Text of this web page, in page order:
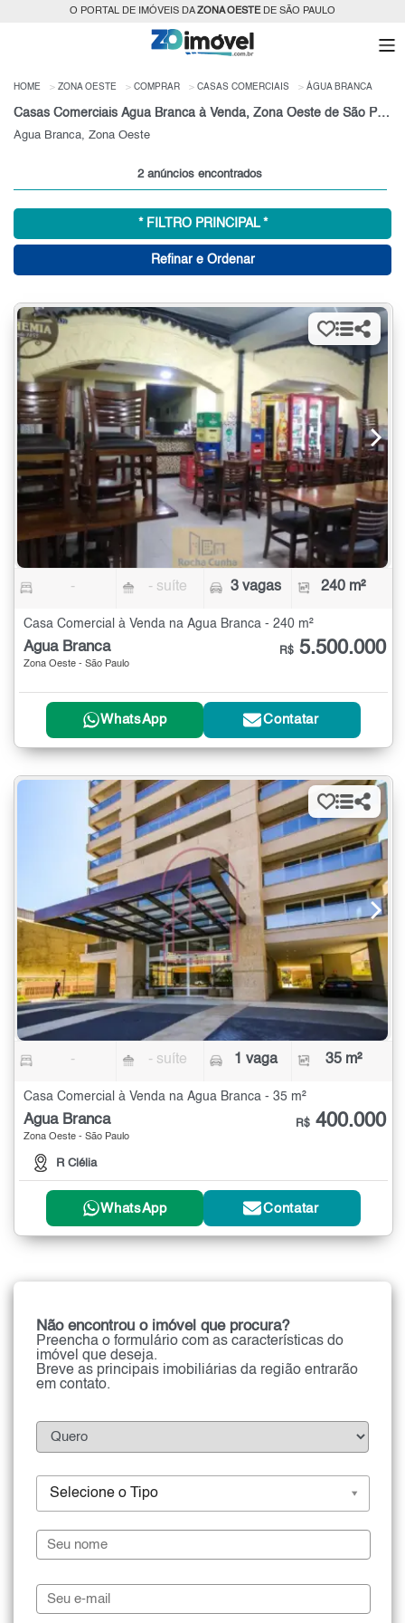
O PORTAL DE IMÓVEIS DAZONA OESTEDE SÃO PAULO
HOME ZONA OESTE COMPRAR CASAS COMERCIAIS ÁGUA BRANCA
Casas Comerciais Água Branca à Venda, Zona Oeste de São Paulo
Água Branca, Zona Oeste
2 anúncios encontrados
* FILTRO PRINCIPAL *
Refinar e Ordenar
- - suíte 3 vagas 240 m²
Casa Comercial à Venda na Água Branca - 240 m²
Água Branca
Zona Oeste - São Paulo
R$ 5.500.000
WhatsApp Contatar
- - suíte 1 vaga 35 m²
Casa Comercial à Venda na Água Branca - 35 m²
Água Branca
Zona Oeste - São Paulo
R Clélia
R$ 400.000
WhatsApp Contatar
Não encontrou o imóvel que procura?
Preencha o formulário com as características do
imóvel que deseja.
Breve as principais imobiliárias da região entrarão
em contato.
Selecione o Tipo